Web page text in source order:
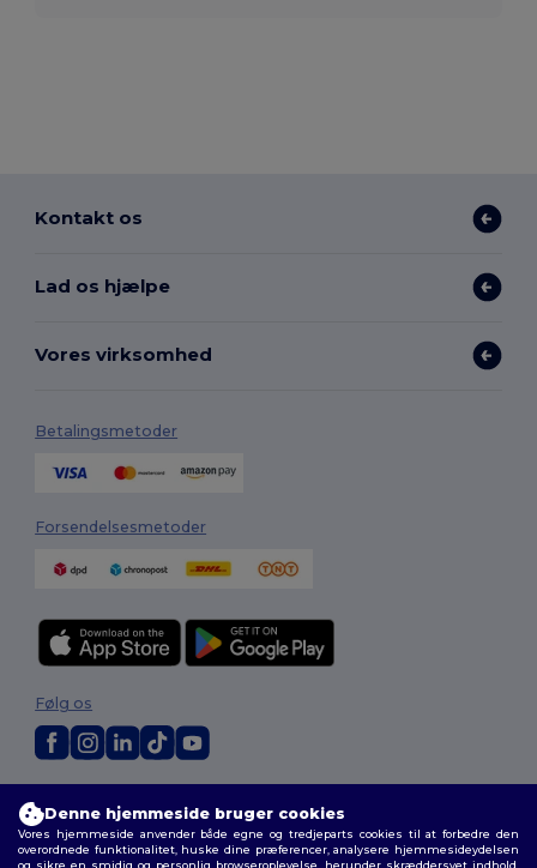
Kontakt os
Lad os hjælpe
Vores virksomhed
Betalingsmetoder
Forsendelsesmetoder
Vilkår og Betingelser|Tilpasset politik |Fortrolighedspolitik
cookies|Sitemap
Følg os
Denne hjemmeside bruger cookies
Vores hjemmeside anvender både egne og tredjeparts cookies til at forbedre den
overordnede funktionalitet, huske dine præferencer, analysere hjemmesideydelsen
og sikre en smidig og personlig browseroplevelse, herunder skræddersyet indhold,